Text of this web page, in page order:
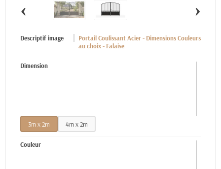
‹ ›
Descriptif image
Portail Coulissant Acier - Dimensions Couleurs
au choix - Falaise
Dimension
3m x 2m 4m x 2m
Couleur